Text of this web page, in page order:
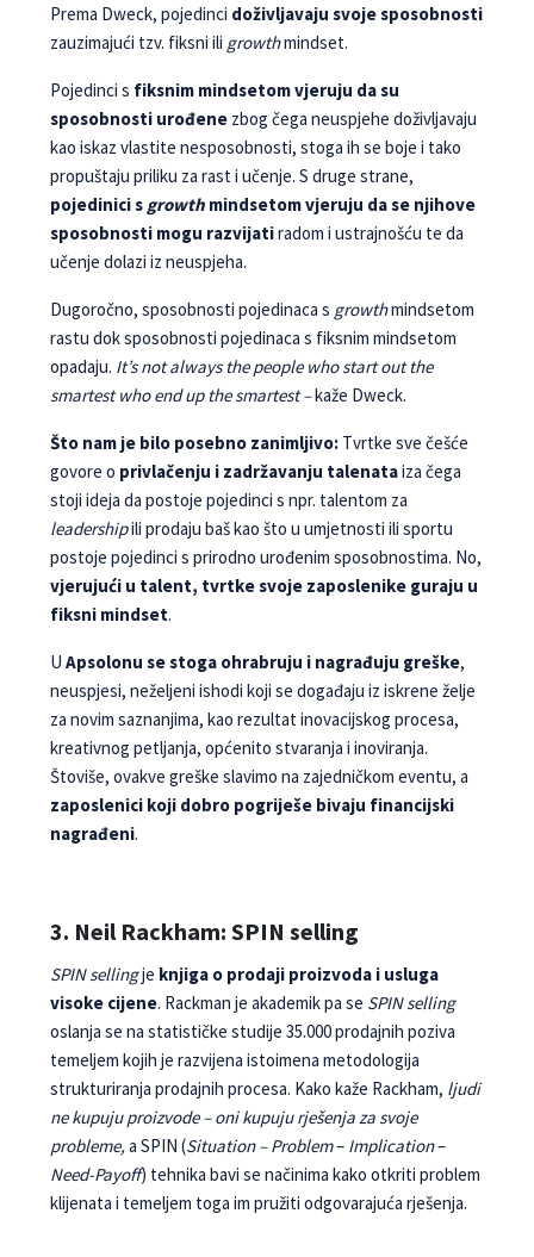
Prema Dweck, pojedinci doživljavaju svoje sposobnosti
zauzimajući tzv. fiksni ili growthmindset.
Pojedinci s fiksnim mindsetom vjeruju da su
sposobnosti urođene zbog čega neuspjehe doživljavaju
kao iskaz vlastite nesposobnosti, stoga ih se boje i tako
propuštaju priliku za rast i učenje. S druge strane,
pojedinici s growth mindsetom vjeruju da se njihove
sposobnosti mogu razvijatiradom i ustrajnošću te da
učenje dolazi iz neuspjeha.
Dugoročno, sposobnosti pojedinaca s growthmindsetom
rastu dok sposobnosti pojedinaca s fiksnim mindsetom
opadaju. It’s not always the people who start out the
smartest who end up the smartest –kaže Dweck.
Što nam je bilo posebno zanimljivo: Tvrtke sve češće
govore o privlačenju i zadržavanju talenataiza čega
stoji ideja da postoje pojedinci s npr. talentom za
leadershipili prodaju baš kao što u umjetnosti ili sportu
postoje pojedinci s prirodno urođenim sposobnostima. No,
vjerujući u talent, tvrtke svoje zaposlenike guraju u
fiksni mindset.
U Apsolonu se stoga ohrabruju i nagrađuju greške,
neuspjesi, neželjeni ishodi koji se događaju iz iskrene želje
za novim saznanjima, kao rezultat inovacijskog procesa,
kreativnog petljanja, općenito stvaranja i inoviranja.
Štoviše, ovakve greške slavimo na zajedničkom eventu, a
zaposlenici koji dobro pogriješe bivaju financijski
nagrađeni.
3. Neil Rackham: SPIN selling
SPIN sellingje knjiga o prodaji proizvoda i usluga
visoke cijene. Rackman je akademik pa se SPIN selling
oslanja se na statističke studije 35.000 prodajnih poziva
temeljem kojih je razvijena istoimena metodologija
strukturiranja prodajnih procesa. Kako kaže Rackham, ljudi
ne kupuju proizvode – oni kupuju rješenja za svoje
probleme, a SPIN (Situation – Problem– Implication–
Need-Payoff) tehnika bavi se načinima kako otkriti problem
klijenata i temeljem toga im pružiti odgovarajuća rješenja.